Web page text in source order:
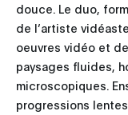
douce. Le duo,
de l’artiste vidéaste
oeuvres vidéo et
paysages fluides,
microscopiques.
progressions